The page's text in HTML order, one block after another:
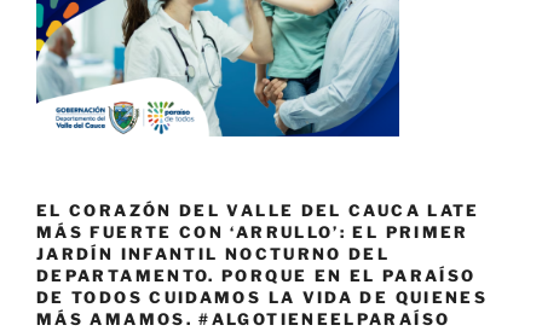
EL CORAZÓN DEL VALLE DEL CAUCA LATE
MÁS FUERTE CON ‘ARRULLO’: EL PRIMER
JARDÍN INFANTIL NOCTURNO DEL
DEPARTAMENTO. PORQUE EN EL PARAÍSO
DE TODOS CUIDAMOS LA VIDA DE QUIENES
MÁS AMAMOS. #ALGOTIENEELPARAÍSO